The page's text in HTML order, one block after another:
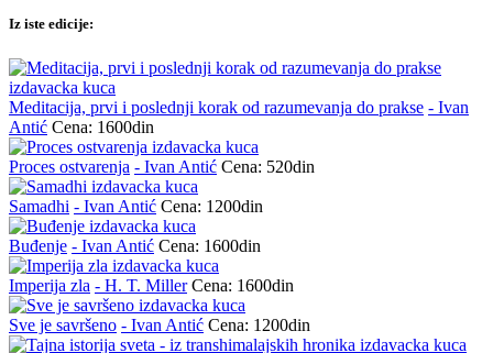
Iz iste edicije:
Meditacija, prvi i poslednji korak od razumevanja do prakse - Ivan
Antić Cena: 1600din
Proces ostvarenja - Ivan Antić Cena: 520din
Samadhi - Ivan Antić Cena: 1200din
Buđenje - Ivan Antić Cena: 1600din
Imperija zla - H. T. Miller Cena: 1600din
Sve je savršeno - Ivan Antić Cena: 1200din